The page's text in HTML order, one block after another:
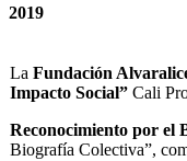
2019
La Fundación
Impacto Social”Cali
Reconocimiento por el
Biografía Colectiva”,